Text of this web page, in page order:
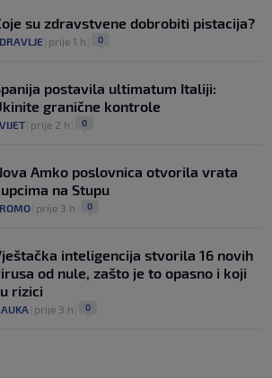
su zdravstvene dobrobiti pistacija?
prije 1 h 0
postavila ultimatum Italiji:
granične kontrole
prije 2 h 0
Amko poslovnica otvorila vrata
na Stupu
prije 3 h 0
inteligencija stvorila 16 novih
od nule, zašto je to opasno i koji
rizici
prije 3 h 0